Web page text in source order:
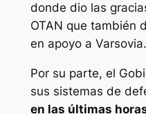
donde dio las
OTAN que también
en apoyo a Varsovia.
Por su parte, el
sus sistemas de
en las últimas